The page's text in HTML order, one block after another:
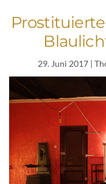
29. Juni 2017|